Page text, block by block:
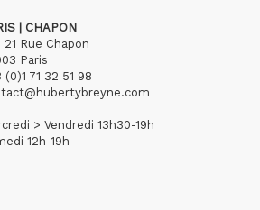
| CHAPON
21 Rue Chapon
Paris
(0)1 71 32 51 98
> Vendredi 13h30-19h
12h-19h